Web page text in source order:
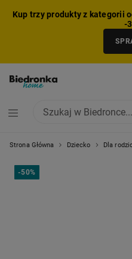
Kup trzy produkty z kategorii
-
Strona Główna Dziecko Dla
-50%